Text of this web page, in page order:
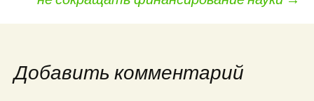
Добавить комментарий